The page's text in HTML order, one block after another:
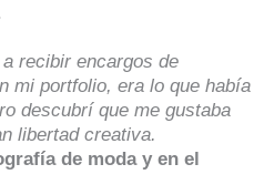
recibir encargos de
mi portfolio, era lo que había
descubrí que me gustaba
libertad creativa.
de moda y en el